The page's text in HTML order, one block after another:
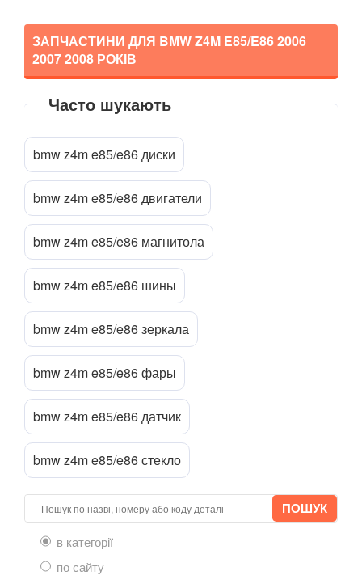
5 Series F11
5 Series G30/G31
5 Series G60/G61/G68
5 Series G60/G61 mHEV
5 Series i5 (G60E/G61E/G68E)
6 Series E63
M6 E63/E64
6 Series F12
6 Series F13
6 Series F06
M6 F12/F13/F06
6 Series G32
7 Series E38
7 Series F01/F02
7 Series E65/E66/E67/E68
attach_fileПрикріпити файл
ЗАПЧАСТИНИ ДЛЯ BMW Z4M E85/E862006
2007 2008 РОКІВ
Часто шукають
bmw z4m e85/e86 диски
bmw z4m e85/e86 двигатели
bmw z4m e85/e86 магнитола
bmw z4m e85/e86 шины
bmw z4m e85/e86 зеркала
bmw z4m e85/e86 фары
bmw z4m e85/e86 датчик
bmw z4m e85/e86 стекло
в категорії
по сайту